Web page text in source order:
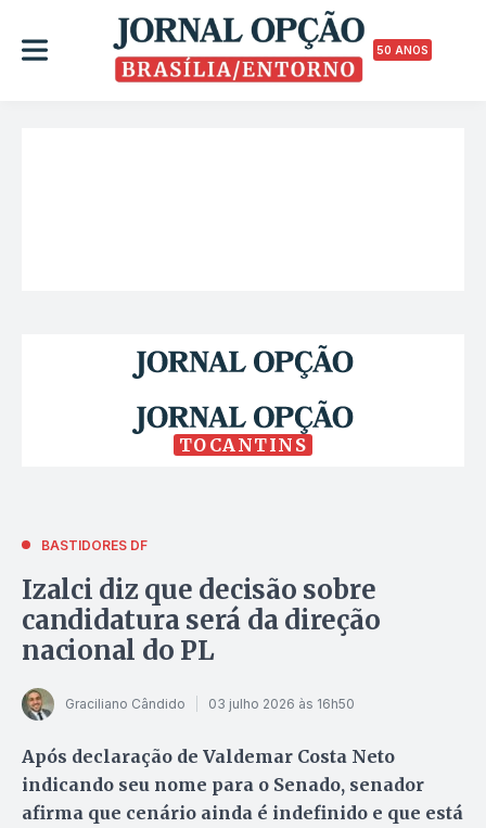
50 ANOS
TOCANTINS
BASTIDORES DF
Izalci diz que decisão sobre
candidatura será da direção
nacional do PL
Graciliano Cândido 03 julho 2026 às 16h50
Após declaração de Valdemar Costa Neto
indicando seu nome para o Senado, senador
afirma que cenário ainda é indefinido e que está